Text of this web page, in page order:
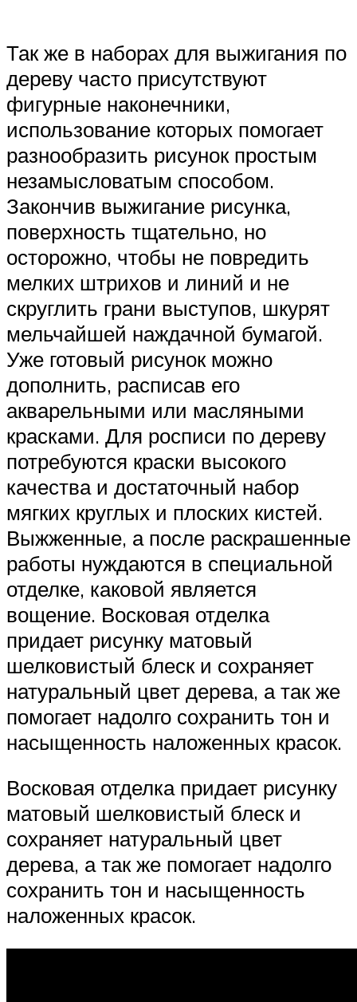
Так же в наборах для выжигания по
дереву часто присутствуют
фигурные наконечники,
использование которых помогает
разнообразить рисунок простым
незамысловатым способом.
Закончив выжигание рисунка,
поверхность тщательно, но
осторожно, чтобы не повредить
мелких штрихов и линий и не
скруглить грани выступов, шкурят
мельчайшей наждачной бумагой.
Уже готовый рисунок можно
дополнить, расписав его
акварельными или масляными
красками. Для росписи по дереву
потребуются краски высокого
качества и достаточный набор
мягких круглых и плоских кистей.
Выжженные, а после раскрашенные
работы нуждаются в специальной
отделке, каковой является
вощение. Восковая отделка
придает рисунку матовый
шелковистый блеск и сохраняет
натуральный цвет дерева, а так же
помогает надолго сохранить тон и
насыщенность наложенных красок.
Восковая отделка придает рисунку
матовый шелковистый блеск и
сохраняет натуральный цвет
дерева, а так же помогает надолго
сохранить тон и насыщенность
наложенных красок.